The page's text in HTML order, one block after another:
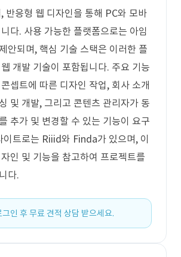
반응형 웹 디자인을 통해 PC와 모바
다. 사용 가능한 플랫폼으로는 아임
안되며, 핵심 기술 스택은 이러한 플
개발 기술이 포함됩니다. 주요 기능
셉트에 따른 디자인 작업, 회사 소개
및 개발, 그리고 콘텐츠 관리자가 동
추가 및 변경할 수 있는 기능이 요구
이트로는 Riiid와 Finda가 있으며, 이
인 및 기능을 참고하여 프로젝트를
다.
그인 후 무료 견적 상담 받으세요.